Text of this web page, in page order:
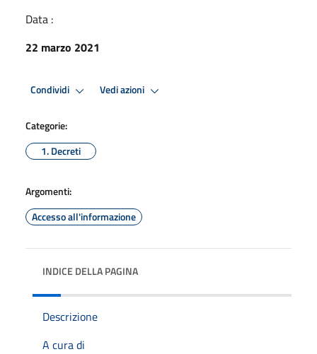
Data :
22 marzo 2021
Condividi Vedi azioni
Categorie:
1. Decreti
Argomenti:
Accesso all'informazione
INDICE DELLA PAGINA
Descrizione
A cura di